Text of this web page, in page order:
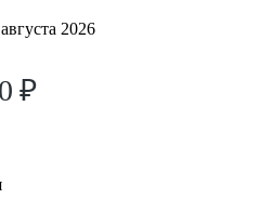
и Директорам
коммерции (E-commerce)
2026
₽